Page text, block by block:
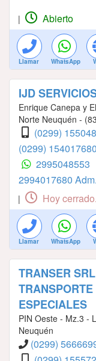
| Abierto
Llamar WhatsApp
IJD
Enrique Canepa y
Norte Neuquén -
(0299)
(0299)
2995048553
2994017680 Adm.
| Hoy cerrado.
Llamar WhatsApp
TRANSER
ESPECIALES
PIN Oeste - Mz.3 -
Neuquén
(0299)